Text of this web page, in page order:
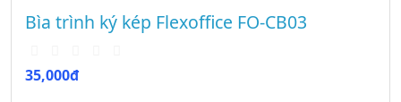
Bìa trình ký kép Flexoffice FO-CB03
35,000đ